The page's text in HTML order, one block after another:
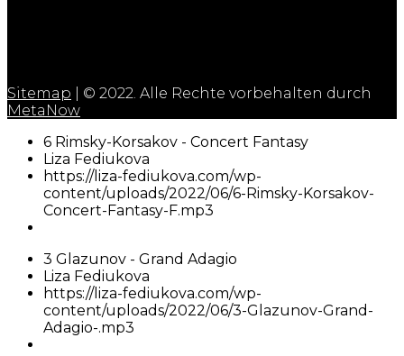
Sitemap | © 2022. Alle Rechte vorbehalten durch
MetaNow
6 Rimsky-Korsakov - Concert Fantasy
Liza Fediukova
https://liza-fediukova.com/wp-
content/uploads/2022/06/6-Rimsky-Korsakov-
Concert-Fantasy-F.mp3
3 Glazunov - Grand Adagio
Liza Fediukova
https://liza-fediukova.com/wp-
content/uploads/2022/06/3-Glazunov-Grand-
Adagio-.mp3